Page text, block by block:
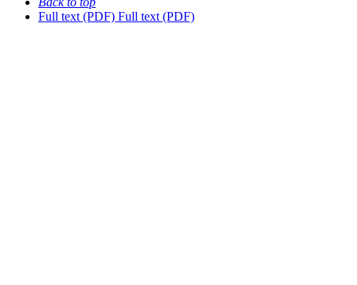
Full text (PDF) Full text (PDF)